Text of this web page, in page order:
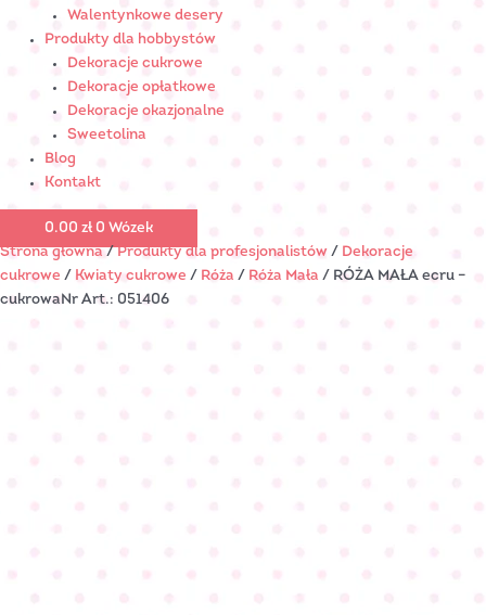
Walentynkowe desery
Produkty dla hobbystów
Dekoracje cukrowe
Dekoracje opłatkowe
Dekoracje okazjonalne
Sweetolina
Blog
Kontakt
0.00 zł 0 Wózek
Strona główna / Produkty dla profesjonalistów / Dekoracje
cukrowe / Kwiaty cukrowe / Róża / Róża Mała / RÓŻA MAŁA ecru –
cukrowaNr Art.: 051406